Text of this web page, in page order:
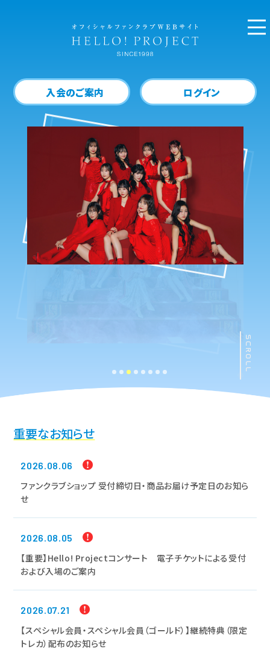
入会のご案内 ログイン
SCROLL
重要なお知らせ
2026.08.06
ファンクラブショップ 受付締切日・商品お届け予定日のお知ら
せ
2026.08.05
【重要】Hello! Projectコンサート 電子チケットによる受付
および入場のご案内
2026.07.21
【スペシャル会員・スペシャル会員（ゴールド）】継続特典（限定
トレカ）配布のお知らせ